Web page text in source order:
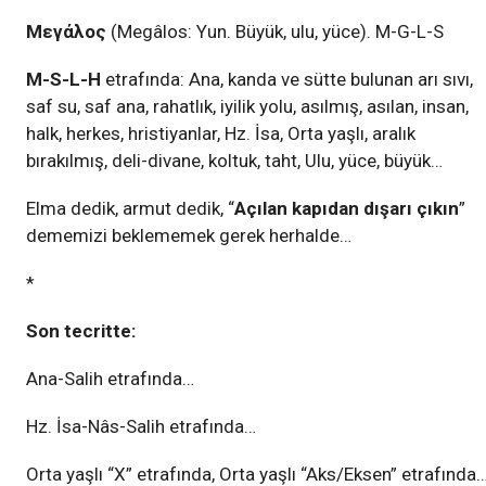
Mεγάλος (Megâlos: Yun. Büyük, ulu, yüce). M-G-L-S
M-S-L-H etrafında: Ana, kanda ve sütte bulunan arı sıvı,
saf su, saf ana, rahatlık, iyilik yolu, asılmış, asılan, insan,
halk, herkes, hristiyanlar, Hz. İsa, Orta yaşlı, aralık
bırakılmış, deli-divane, koltuk, taht, Ulu, yüce, büyük…
Elma dedik, armut dedik, “Açılan kapıdan dışarı çıkın”
dememizi beklememek gerek herhalde…
*
Son tecritte:
Ana-Salih etrafında…
Hz. İsa-Nâs-Salih etrafında…
Orta yaşlı “X” etrafında, Orta yaşlı “Aks/Eksen”